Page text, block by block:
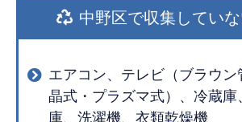
中野区で収集してい
エアコン、テレビ（ブラウン
晶式・プラズマ式）、冷蔵庫
庫、洗濯機、衣類乾燥機